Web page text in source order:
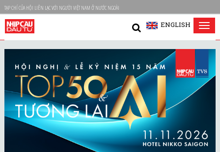
TẠP CHÍ CỦA HỘI LIÊN LẠC VỚI NGƯỜI VIỆT NAM Ở NƯỚC NGOÀI
ENGLISH